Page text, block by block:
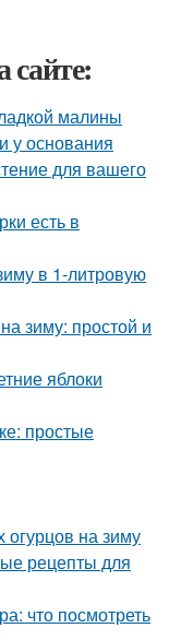
сайте:
малины
у основания
для вашего
есть в
в 1-литровую
зиму: простой и
яблоки
простые
огурцов на зиму
рецепты для
что посмотреть